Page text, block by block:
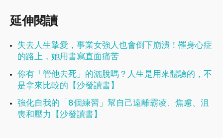
延伸閱讀
失去人生摯愛，事業女強人也會倒下崩潰！罹身心症
的路上，她用書寫直面痛苦
你有「管他去死」的灑脫嗎？人生是用來體驗的，不
是拿來比較的【沙發讀書】
強化自我的「8個練習」幫自己遠離霸凌、焦慮、沮
喪和壓力【沙發讀書】